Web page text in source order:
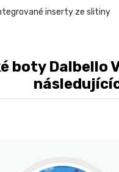
inserty ze slitiny
boty Dalbello